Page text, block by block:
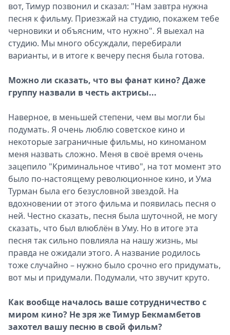
вот, Тимур позвонил и сказал: "Нам завтра нужна
песня к фильму. Приезжай на студию, покажем тебе
черновики и объясним, что нужно". Я выехал на
студию. Мы много обсуждали, перебирали
варианты, и в итоге к вечеру песня была готова.
Можно ли сказать, что вы фанат кино? Даже
группу назвали в честь актрисы...
Наверное, в меньшей степени, чем вы могли бы
подумать. Я очень люблю советское кино и
некоторые заграничные фильмы, но киноманом
меня назвать сложно. Меня в своё время очень
зацепило "Криминальное чтиво", на тот момент это
было по-настоящему революционное кино, и Ума
Турман была его безусловной звездой. На
вдохновении от этого фильма и появилась песня о
ней. Честно сказать, песня была шуточной, не могу
сказать, что был влюблён в Уму. Но в итоге эта
песня так сильно повлияла на нашу жизнь, мы
правда не ожидали этого. А название родилось
тоже случайно – нужно было срочно его придумать,
вот мы и придумали. Подумали, что звучит круто.
Как вообще началось ваше сотрудничество с
миром кино? Не зря же Тимур Бекмамбетов
захотел вашу песню в свой фильм?